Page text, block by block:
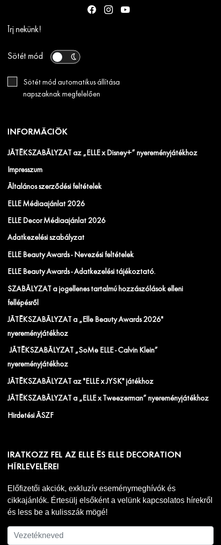
Írj nekünk!
Sötét mód
Sötét mód automatikus állítása
napszaknak megfelelően
INFORMÁCIÓK
JÁTÉKSZABÁLYZAT az „ELLE x Disney+” nyereményjátékhoz
Impresszum
Általános szerződési feltételek
ELLE Médiaajánlat 2026
ELLE Decor Médiaajánlat 2026
Adatkezelési szabályzat
ELLE Beauty Awards - Nevezési feltételek
ELLE Beauty Awards - Adatkezelési tájékoztató.
SZABÁLYZAT a jogellenes tartalmú hozzászólások elleni
fellépésről
JÁTÉKSZABÁLYZAT a „Elle Beauty Awards 2026"
nyereményjátékhoz
JÁTÉKSZABÁLYZAT „SoMe ELLE - Calvin Klein”
nyereményjátékhoz
JÁTÉKSZABÁLYZAT az "ELLE x JYSK" játékhoz
JÁTÉKSZABÁLYZAT a „ELLE x Tweezerman” nyereményjátékhoz
Hirdetési ÁSZF
IRATKOZZ FEL AZ ELLE ÉS ELLE DECORATION
HÍRLEVELÉRE!
Előfizetői akciók, exkluzív eseménymeghívók és
cikkajánlók. Értesülj elsőként a velünk kapcsolatos hírekről
és less be a kulisszák mögé!